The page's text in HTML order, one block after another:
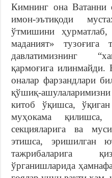
Кимнинг она Ватанни
имон-эътиқоди
ўтмишини
маданият»
давлатимизнинг
қармоғига илинмайди.
оналар фарзандлари
қўшиқ-
китоб ўқишса, ўқиган
муҳокама
секцияларига ва
этишса, эришилган
тажрибаларига
ўрганишларида